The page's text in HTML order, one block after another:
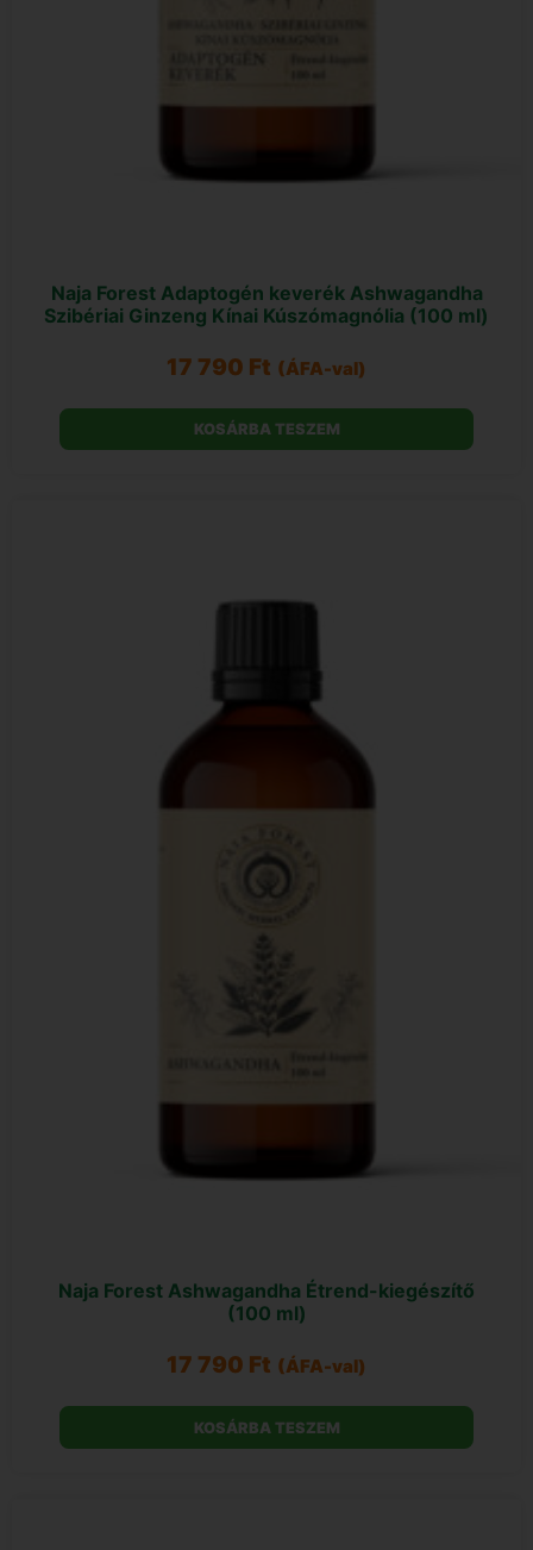
Naja Forest Adaptogén keverék Ashwagandha
Szibériai Ginzeng Kínai Kúszómagnólia (100 ml)
17 790 Ft (ÁFA-val)
KOSÁRBA TESZEM
Naja Forest Ashwagandha Étrend-kiegészítő
(100 ml)
17 790 Ft (ÁFA-val)
KOSÁRBA TESZEM